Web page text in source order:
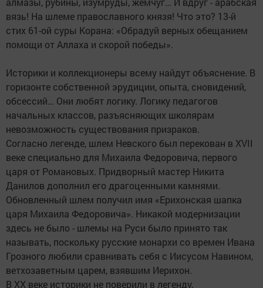
вязь! На шлеме православного князя! Что это? 13-й
стих 61-ой суры Корана: «Обрадуй верных обещанием
помощи от Аллаха и скорой победы».
Историки и коллекционеры всему найдут объяснение. В
горизонте собственной эрудиции, опыта, сновидений,
обсессий… Они любят логику. Логику педагогов
начальных классов, разъясняющих школярам
невозможность существования призраков.
Согласно легенде, шлем Невского был перекован в XVII
веке специально для Михаила Федоровича, первого
царя от Романовых. Придворный мастер Никита
Данилов дополнил его драгоценными камнями.
Обновленный шлем получил имя «Ерихонская шапка
царя Михаила Федоровича». Никакой модернизации
здесь не было - шлемы на Руси было принято так
называть, поскольку русские монархи со времен Ивана
Грозного любили сравнивать себя с Иисусом Навином,
ветхозаветным царем, взявшим Иерихон.
В XX веке историки не поверили в легенду,